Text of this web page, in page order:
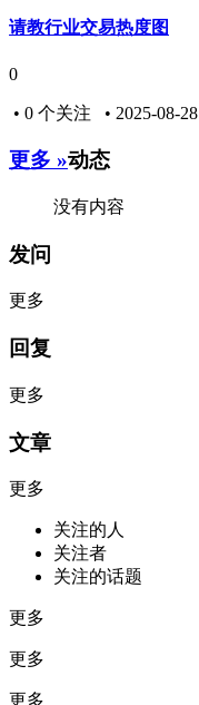
请教行业交易热度图
0
• 0 个关注 • 2025-08-28
更多 »动态
没有内容
发问
更多
回复
更多
文章
更多
关注的人
关注者
关注的话题
更多
更多
更多